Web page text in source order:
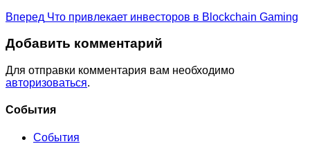
Вперед Что привлекает инвесторов в Blockchain Gaming
Добавить комментарий
Для отправки комментария вам необходимо
авторизоваться.
Cобытия
События